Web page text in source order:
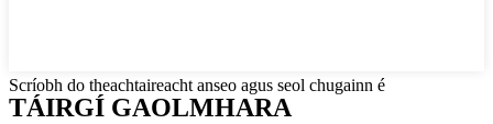
Scríobh do theachtaireacht anseo agus seol chugainn é
TÁIRGÍ GAOLMHARA